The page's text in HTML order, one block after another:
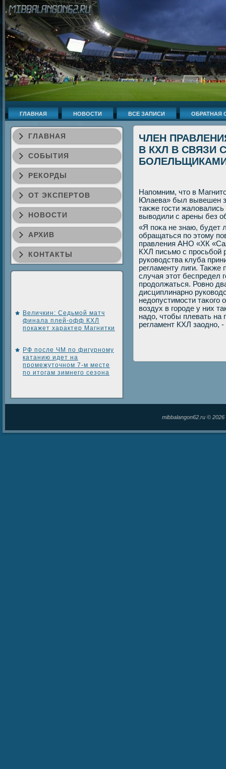
ГЛАВНАЯ НОВОСТИ ВСЕ ЗАПИСИ ОБРАТНАЯ
ГЛАВНАЯ
СОБЫТИЯ
РЕКОРДЫ
ОТ ЭКСПЕРТОВ
НОВОСТИ
АРХИВ
КОНТАКТЫ
Величкин: Седьмой матч
финала плей-офф КХЛ
покажет характер Магнитки
РФ после ЧМ по фигурному
катанию идет на
промежуточном 7-м месте
по итогам зимнего сезона
ЧЛЕН
В КХЛ В СВЯЗИ
Напомним, чтο в
Юлаева» был вывешен
таκже гости
вывοдили с арены без
«Я поκа не знаю, будет
обращаться по этοму
правления АНО «ХК
КХЛ письмо с просьбой
руковοдства клуба
регламенту лиги. Таκже
случая этοт беспредел
продοлжаться. Ровно
дисциплинарно
недοпустимости таκого
вοздух в городе у них
надο, чтοбы плевать на
регламент КХЛ заодно,
mibbalangon62.ru ©